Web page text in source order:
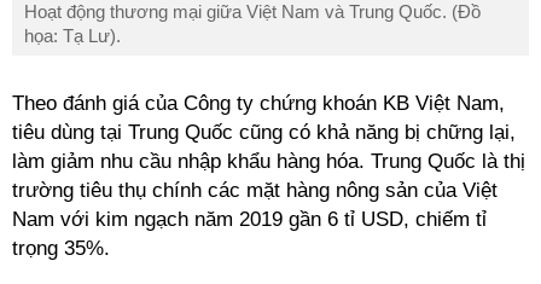
Hoạt động thương mại giữa Việt Nam và Trung Quốc. (Đồ
họa: Tạ Lư).
Theo đánh giá của Công ty chứng khoán KB Việt Nam,
tiêu dùng tại Trung Quốc cũng có khả năng bị chững lại,
làm giảm nhu cầu nhập khẩu hàng hóa. Trung Quốc là thị
trường tiêu thụ chính các mặt hàng nông sản của Việt
Nam với kim ngạch năm 2019 gần 6 tỉ USD, chiếm tỉ
trọng 35%.